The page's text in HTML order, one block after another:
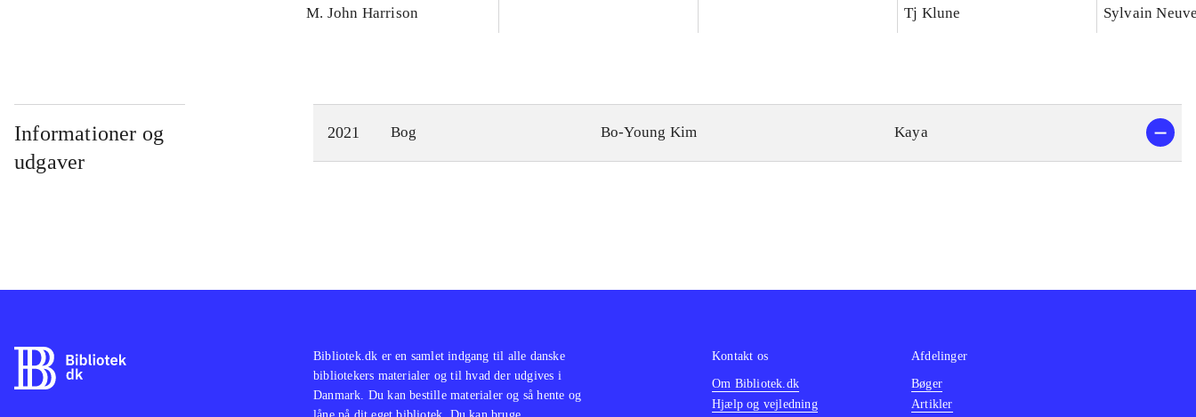
M. John Harrison
folow the dream
Tj Klune
Sylvain
Informationer og
udgaver
2021 Bog Bo-Young Kim Kaya
Bibliotek.dk er en samlet indgang til alle danske
bibliotekers materialer og til hvad der udgives i
Danmark. Du kan bestille materialer og så hente og
Kontakt os
Om Bibliotek.dk
Hjælp og vejledning
Afdelinger
Bøger
Artikler